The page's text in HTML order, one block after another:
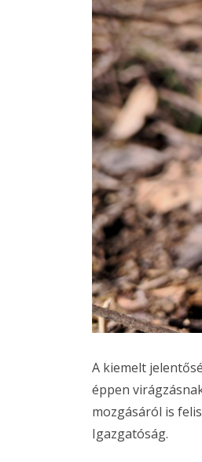
A kiemelt
éppen
mozgásáról is
Igazgatóság.